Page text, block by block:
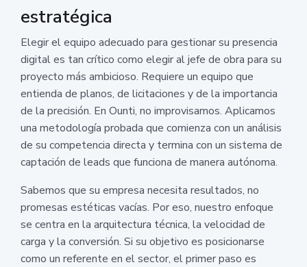
estratégica
Elegir el equipo adecuado para gestionar su presencia
digital es tan crítico como elegir al jefe de obra para su
proyecto más ambicioso. Requiere un equipo que
entienda de planos, de licitaciones y de la importancia
de la precisión. En Ounti, no improvisamos. Aplicamos
una metodología probada que comienza con un análisis
de su competencia directa y termina con un sistema de
captación de leads que funciona de manera autónoma.
Sabemos que su empresa necesita resultados, no
promesas estéticas vacías. Por eso, nuestro enfoque
se centra en la arquitectura técnica, la velocidad de
carga y la conversión. Si su objetivo es posicionarse
como un referente en el sector, el primer paso es